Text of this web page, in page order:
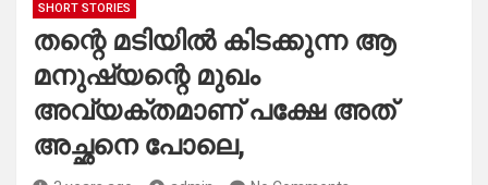
SHORT STORIES
തന്റെ മടിയിൽ കിടക്കുന്ന ആ
മനുഷ്യന്റെ മുഖം
അവ്യക്തമാണ് പക്ഷേ അത്
അച്ഛനെ പോലെ,